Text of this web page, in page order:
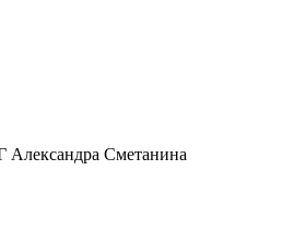
Александра Сметанина